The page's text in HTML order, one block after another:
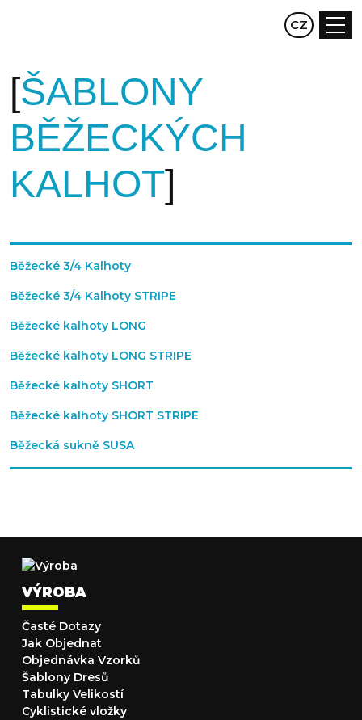
EN DE
CZ
ŠABLONY
BĚŽECKÝCH
KALHOT
Běžecké 3/4 Kalhoty
Běžecké 3/4 Kalhoty STRIPE
Běžecké kalhoty LONG
Běžecké kalhoty LONG STRIPE
Běžecké kalhoty SHORT
Běžecké kalhoty SHORT STRIPE
Běžecká sukně SUSA
VÝROBA
Časté Dotazy
Jak Objednat
Objednávka Vzorků
Šablony Dresů
Tabulky Velikostí
Cyklistické vložky